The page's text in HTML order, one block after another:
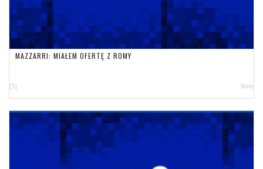
MAZZARRI: MIAŁEM OFERTĘ Z ROMY
[5] Biały